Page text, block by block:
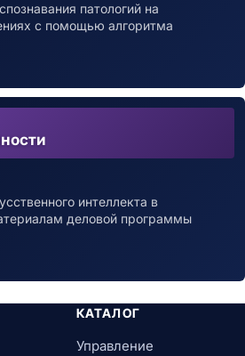
патологий на
с помощью алгоритма
интеллекта в
деловой программы
КАТАЛОГ
Управление